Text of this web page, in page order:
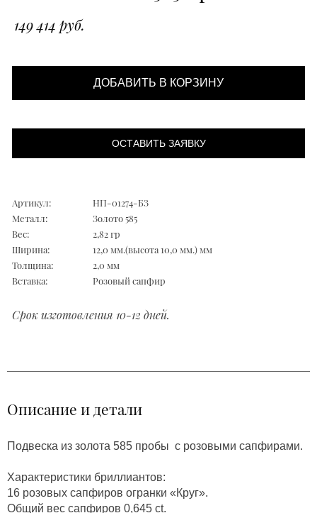
149 414 руб.
ДОБАВИТЬ В КОРЗИНУ
ОСТАВИТЬ ЗАЯВКУ
Артикул:
НП-01274-БЗ
Металл:
Золото 585
Вес:
2,82 гр
Ширина:
12,0 мм.(высота 10,0 мм.) мм
Толщина:
2,0 мм
Вставка:
Розовый сапфир
Срок изготовления 10-12 дней.
Описание и детали
Подвеска из золота 585 пробы с розовыми сапфирами.
Характеристики бриллиантов:
16 розовых сапфиров огранки «Круг».
Общий вес сапфиров 0,645 ct.